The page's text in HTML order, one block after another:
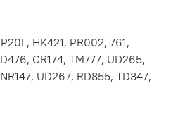
HK421, PR002, 761,
CR174, TM777, UD265,
UD267, RD855, TD347,